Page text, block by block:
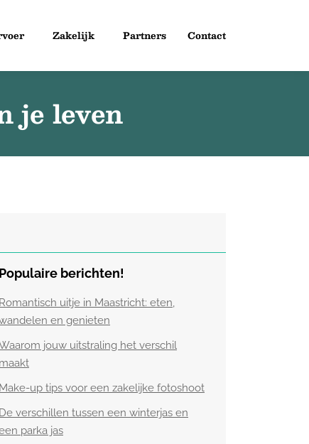
Zakelijk Partners Contact
je leven
Populaire berichten!
Romantisch uitje in Maastricht: eten,
en genieten
jouw uitstraling het verschil
maakt
Make-up tips voor een zakelijke fotoshoot
De verschillen tussen een winterjas en
parka jas